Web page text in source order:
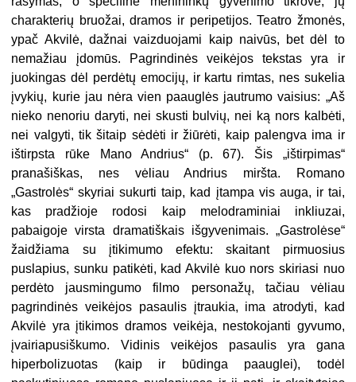
charakterių bruožai, dramos ir peripetijos. Teatro žmonės,
ypač Akvilė, dažnai vaizduojami kaip naivūs, bet dėl to
nemažiau įdomūs. Pagrindinės veikėjos tekstas yra ir
juokingas dėl perdėtų emocijų, ir kartu rimtas, nes sukelia
įvykių, kurie jau nėra vien paauglės jautrumo vaisius: „Aš
nieko nenoriu daryti, nei skusti bulvių, nei ką nors kalbėti,
nei valgyti, tik šitaip sėdėti ir žiūrėti, kaip palengva ima ir
ištirpsta rūke Mano Andrius“ (p. 67). Šis „ištirpimas“
pranašiškas, nes vėliau Andrius miršta. Romano
„Gastrolės“ skyriai sukurti taip, kad įtampa vis auga, ir tai,
kas pradžioje rodosi kaip melodraminiai inkliuzai,
pabaigoje virsta dramatiškais išgyvenimais. „Gastrolėse“
žaidžiama su įtikimumo efektu: skaitant pirmuosius
puslapius, sunku patikėti, kad Akvilė kuo nors skiriasi nuo
perdėto jausmingumo filmo personažų, tačiau vėliau
pagrindinės veikėjos pasaulis įtraukia, ima atrodyti, kad
Akvilė yra įtikimos dramos veikėja, nestokojanti gyvumo,
įvairiapusiškumo. Vidinis veikėjos pasaulis yra gana
hiperbolizuotas (kaip ir būdinga paauglei), todėl